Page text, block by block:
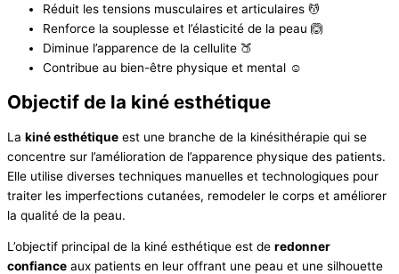
Réduit les tensions musculaires et articulaires 💆
Renforce la souplesse et l’élasticité de la peau 🙆
Diminue l’apparence de la cellulite 🍑
Contribue au bien-être physique et mental ☺️
Objectif de la kiné esthétique
La kiné esthétique est une branche de la kinésithérapie qui se
concentre sur l’amélioration de l’apparence physique des patients.
Elle utilise diverses techniques manuelles et technologiques pour
traiter les imperfections cutanées, remodeler le corps et améliorer
la qualité de la peau.
L’objectif principal de la kiné esthétique est de redonner
confiance aux patients en leur offrant une peau et une silhouette